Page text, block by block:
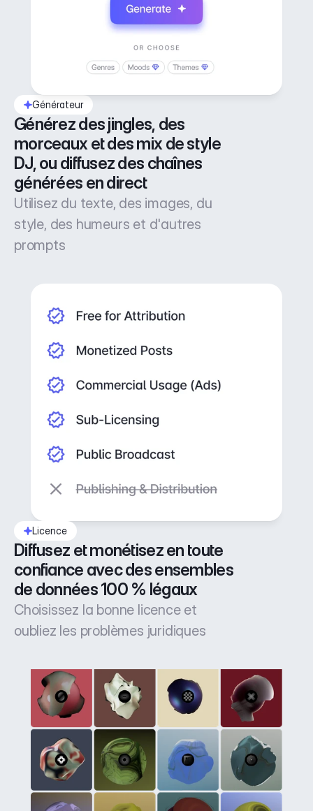
Générateur
Générez des jingles, des
morceaux et des mix de style
DJ, ou diffusez des chaînes
générées en direct
Utilisez du texte, des images, du
style, des humeurs et d'autres
prompts
Licence
Diffusez et monétisez en toute
confiance avec des ensembles
de données 100 % légaux
Choisissez la bonne licence et
oubliez les problèmes juridiques